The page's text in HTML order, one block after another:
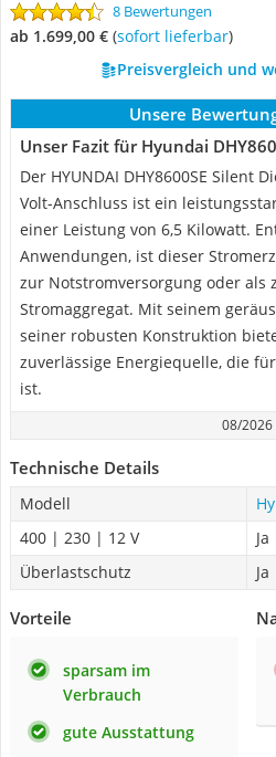
8 Bewertungen
ab 1.699,00 € ( Sofort lieferbar)
Preisvergleich und
Unsere
Unser Fazit für Hyundai
Der HYUNDAI DHY8600SE Silent
Volt-Anschluss ist ein
einer Leistung von 6,5 Kilowatt.
Anwendungen, ist dieser
zur Notstromversorgung oder als
Stromaggregat. Mit seinem
seiner robusten Konstruktion
zuverlässige Energiequelle, die
ist.
08/2026
Technische Details
Modell
400 | 230 | 12 V
Überlastschutz
Ja
Vorteile
sparsam im
Verbrauch
gute Ausstattung